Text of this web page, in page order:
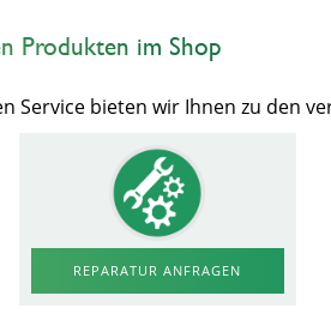
Produkten im Shop
Service bieten wir Ihnen zu den
REPARATUR ANFRAGEN